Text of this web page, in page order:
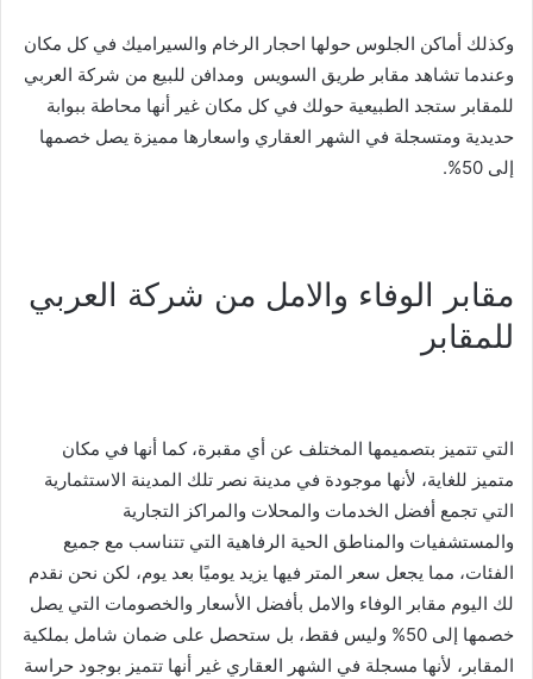
وكذلك أماكن الجلوس حولها احجار الرخام والسيراميك في كل مكان
وعندما تشاهد مقابر طريق السويس ومدافن للبيع من شركة العربي
للمقابر ستجد الطبيعية حولك في كل مكان غير أنها محاطة ببوابة
حديدية ومتسجلة في الشهر العقاري واسعارها مميزة يصل خصمها
إلى 50%.
مقابر الوفاء والامل من شركة العربي
للمقابر
التي تتميز بتصميمها المختلف عن أي مقبرة، كما أنها في مكان
متميز للغاية، لأنها موجودة في مدينة نصر تلك المدينة الاستثمارية
التي تجمع أفضل الخدمات والمحلات والمراكز التجارية
والمستشفيات والمناطق الحية الرفاهية التي تتناسب مع جميع
الفئات، مما يجعل سعر المتر فيها يزيد يوميًا بعد يوم، لكن نحن نقدم
لك اليوم مقابر الوفاء والامل بأفضل الأسعار والخصومات التي يصل
خصمها إلى 50% وليس فقط، بل ستحصل على ضمان شامل بملكية
المقابر، لأنها مسجلة في الشهر العقاري غير أنها تتميز بوجود حراسة